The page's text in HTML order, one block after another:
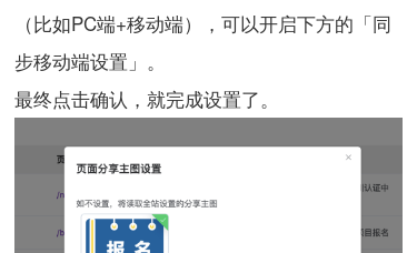
（比如PC端+移动端），可以开启下方的「同
步移动端设置」。
最终点击确认，就完成设置了。